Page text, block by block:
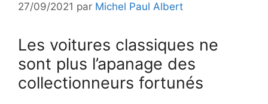
27/09/2021 par Michel Paul Albert
Les voitures classiques ne
sont plus l’apanage des
collectionneurs fortunés